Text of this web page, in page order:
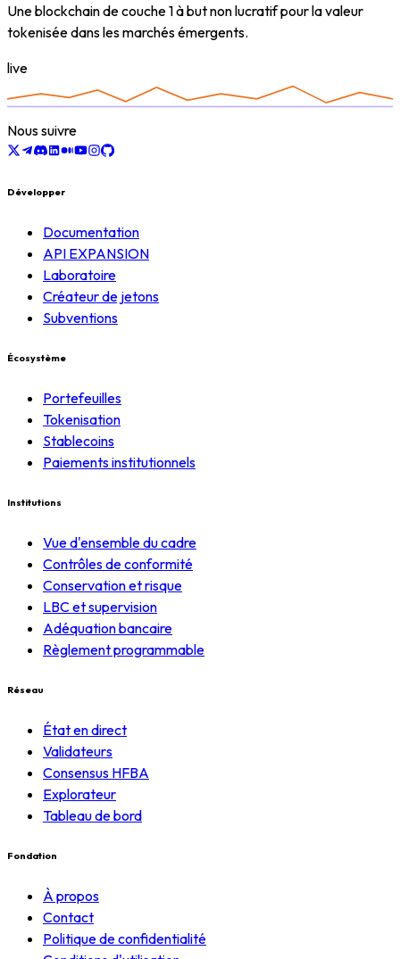
Une blockchain de couche 1 à but non lucratif pour la valeur
tokenisée dans les marchés émergents.
live
Nous suivre
Développer
Documentation
API EXPANSION
Laboratoire
Créateur de jetons
Subventions
Écosystème
Portefeuilles
Tokenisation
Stablecoins
Paiements institutionnels
Institutions
Vue d'ensemble du cadre
Contrôles de conformité
Conservation et risque
LBC et supervision
Adéquation bancaire
Règlement programmable
Réseau
État en direct
Validateurs
Consensus HFBA
Explorateur
Tableau de bord
Fondation
À propos
Contact
Politique de confidentialité